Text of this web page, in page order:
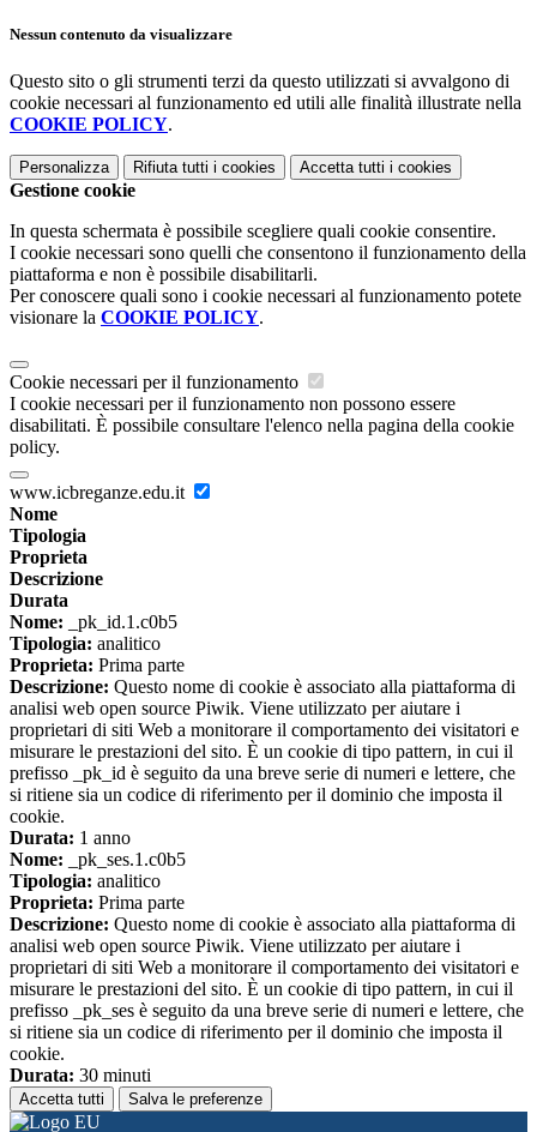
Nessun contenuto da visualizzare
Questo sito o gli strumenti terzi da questo utilizzati si avvalgono di
cookie necessari al funzionamento ed utili alle finalità illustrate nella
COOKIE POLICY.
Personalizza Rifiuta tutti i cookies Accetta tutti i cookies
Gestione cookie
In questa schermata è possibile scegliere quali cookie consentire.
I cookie necessari sono quelli che consentono il funzionamento della
piattaforma e non è possibile disabilitarli.
Per conoscere quali sono i cookie necessari al funzionamento potete
visionare la COOKIE POLICY.
Cookie necessari per il funzionamento
I cookie necessari per il funzionamento non possono essere
disabilitati. È possibile consultare l'elenco nella pagina della cookie
policy.
www.icbreganze.edu.it
Nome
Tipologia
Proprieta
Descrizione
Durata
Nome: _pk_id.1.c0b5
Tipologia: analitico
Proprieta: Prima parte
Descrizione: Questo nome di cookie è associato alla piattaforma di
analisi web open source Piwik. Viene utilizzato per aiutare i
proprietari di siti Web a monitorare il comportamento dei visitatori e
misurare le prestazioni del sito. È un cookie di tipo pattern, in cui il
prefisso _pk_id è seguito da una breve serie di numeri e lettere, che
si ritiene sia un codice di riferimento per il dominio che imposta il
cookie.
Durata: 1 anno
Nome: _pk_ses.1.c0b5
Tipologia: analitico
Proprieta: Prima parte
Descrizione: Questo nome di cookie è associato alla piattaforma di
analisi web open source Piwik. Viene utilizzato per aiutare i
proprietari di siti Web a monitorare il comportamento dei visitatori e
misurare le prestazioni del sito. È un cookie di tipo pattern, in cui il
prefisso _pk_ses è seguito da una breve serie di numeri e lettere, che
si ritiene sia un codice di riferimento per il dominio che imposta il
cookie.
Durata: 30 minuti
Accetta tutti Salva le preferenze